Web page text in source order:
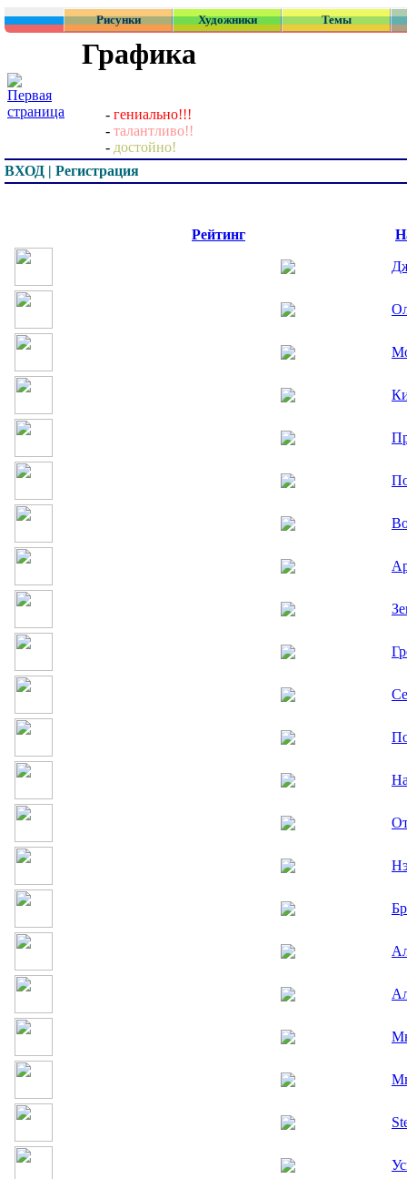
Рисунки Художники Темы
Графика
- гениально!!!
- талантливо!!
- достойно!
ВХОД | Регистрация
Рейтинг